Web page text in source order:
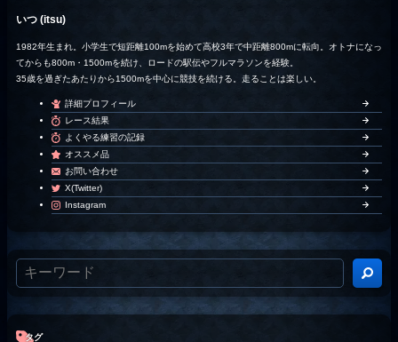
いつ (itsu)
1982年生まれ。小学生で短距離100mを始めて高校3年で中距離800mに転向。オトナになっ
てからも800m・1500mを続け、ロードの駅伝やフルマラソンを経験。
35歳を過ぎたあたりから1500mを中心に競技を続ける。走ることは楽しい。
詳細プロフィール
レース結果
よくやる練習の記録
オススメ品
お問い合わせ
X(Twitter)
Instagram
タグ